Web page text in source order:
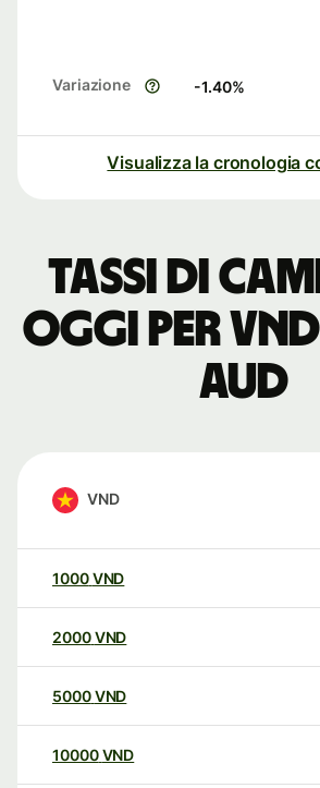
Variazione -1.40%
Visualizza la cronologia
Tassi di
oggi per
AUD
VND
1000VND
2000VND
5000VND
10000 VND